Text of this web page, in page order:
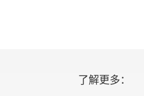
了解更多：